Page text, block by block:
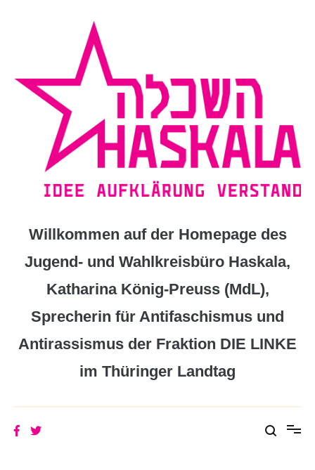
Willkommen auf der Homepage des
Jugend- und Wahlkreisbüro Haskala,
Katharina König-Preuss (MdL),
Sprecherin für Antifaschismus und
Antirassismus der Fraktion DIE LINKE
im Thüringer Landtag